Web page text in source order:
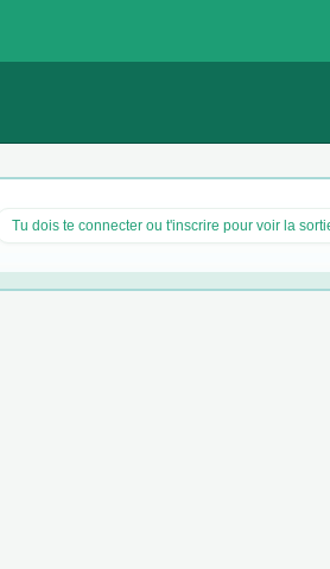
Tu dois te connecter ou t'inscrire pour voir la